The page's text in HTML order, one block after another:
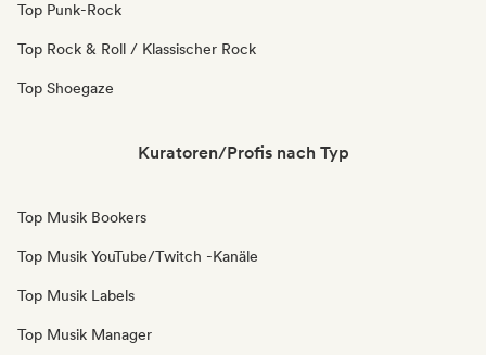
Top Punk-Rock
Top Rock & Roll / Klassischer Rock
Top Shoegaze
Kuratoren/Profis nach Typ
Top Musik Bookers
Top Musik YouTube/Twitch -Kanäle
Top Musik Labels
Top Musik Manager